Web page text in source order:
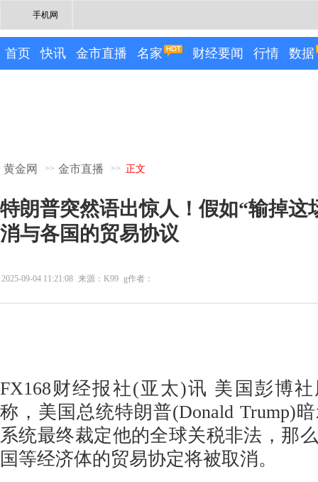
手机网
首页 快讯 金市直播 名家 财经要闻 行情 数据
黄金网 >> 金市直播 >> 正文
特朗普突然语出惊人！假如“输掉这
消与各国的贸易协议
2025-09-04 11:21:08 来源：K99 g作者：
FX168财经报社(亚太)讯 美国彭博
称，美国总统特朗普(Donald Trump)
系统最终裁定他的全球关税非法，那
国等经济体的贸易协定将被取消。